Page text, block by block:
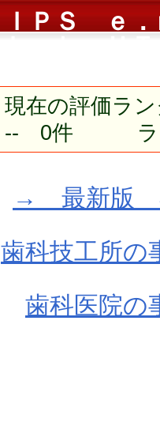
ＩＰＳ ｅ
現在の評価
-- 0件 ラ
→ 最新版
歯科技工所の
歯科医院の